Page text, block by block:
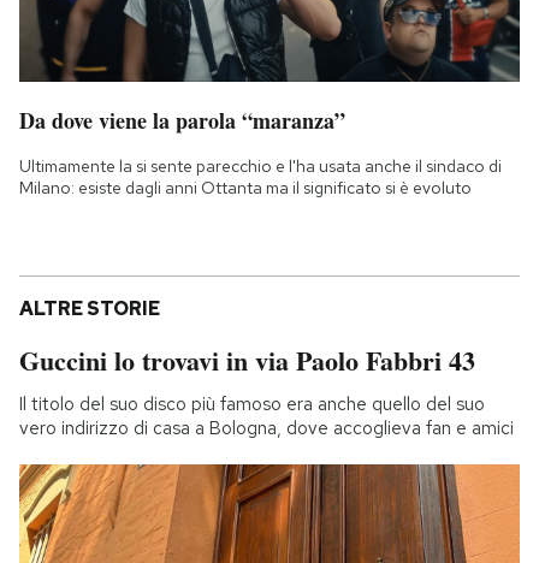
Da dove viene la parola “maranza”
Ultimamente la si sente parecchio e l'ha usata anche il sindaco di
Milano: esiste dagli anni Ottanta ma il significato si è evoluto
ALTRE STORIE
Guccini lo trovavi in via Paolo Fabbri 43
Il titolo del suo disco più famoso era anche quello del suo
vero indirizzo di casa a Bologna, dove accoglieva fan e amici